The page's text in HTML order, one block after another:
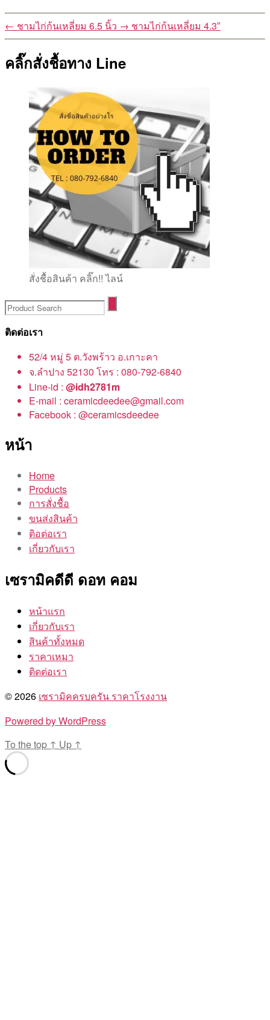
← ชามไก่ก้นเหลี่ยม 6.5 นิ้ว → ชามไก่ก้นเหลี่ยม 4.3″
คลิ๊กสั่งชื้อทาง Line
สั่งชื้อสินค้า คลิ๊ก!! ไลน์
ติดต่อเรา
52/4 หมู่ 5 ต.วังพร้าว อ.เกาะคา
จ.ลำปาง 52130 โทร : 080-792-6840
Line-id : @idh2781m
E-mail : ceramicdeedee@gmail.com
Facebook : @ceramicsdeedee
หน้า
Home
Products
การสั่งชื้อ
ขนส่งสินค้า
ติอต่อเรา
เกี่ยวกับเรา
เซรามิคดีดี ดอท คอม
หน้าแรก
เกี่ยวกับเรา
สินค้าทั้งหมด
ราคาเหมา
ติดต่อเรา
© 2026 เซรามิคครบครัน ราคาโรงงาน
Powered by WordPress
To the top ↑ Up ↑